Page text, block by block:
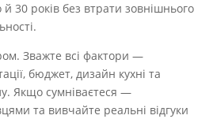
30 років без втрати зовнішнього
Зважте всі фактори —
бюджет, дизайн кухні та
Якщо сумніваєтеся —
та вивчайте реальні відгуки